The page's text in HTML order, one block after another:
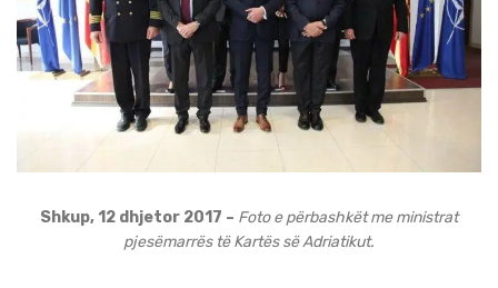
Shkup, 12 dhjetor 2017 – Foto e përbashkët me ministrat
pjesëmarrës të Kartës së Adriatikut.